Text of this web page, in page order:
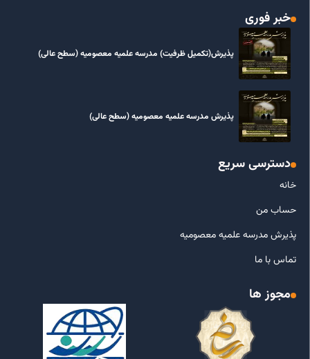
خبر فوری
پذیرش(تکمیل ظرفیت) مدرسه علمیه معصومیه‌ (سطح عالی)
پذیرش مدرسه علمیه معصومیه‌ (سطح عالی)
دسترسی سریع
خانه
حساب من
پذیرش مدرسه علمیه معصومیه
تماس با ما
مجوز ها